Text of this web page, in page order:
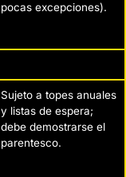
pocas excepciones).
Sujeto a topes anuales
y listas de espera;
debe demostrarse el
parentesco.